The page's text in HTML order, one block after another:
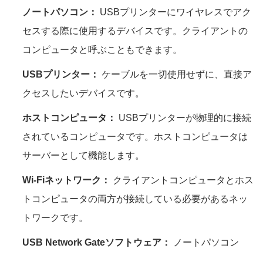
ノートパソコン：
USBプリンターにワイヤレスでアク
セスする際に使用するデバイスです。クライアントの
コンピュータと呼ぶこともできます。
USBプリンター： ケーブルを一切使用せずに、直接ア
クセスしたいデバイスです。
ホストコンピュータ：
USBプリンターが物理的に接続
されているコンピュータです。ホストコンピュータは
サーバーとして機能します。
Wi-Fiネットワーク：
クライアントコンピュータとホス
トコンピュータの両方が接続している必要があるネッ
トワークです。
USB Network Gateソフトウェア：
ノートパソコン